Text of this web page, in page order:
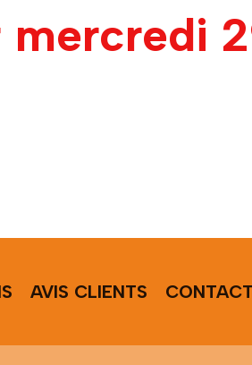
mercredi
AVIS CLIENTS CONTACT